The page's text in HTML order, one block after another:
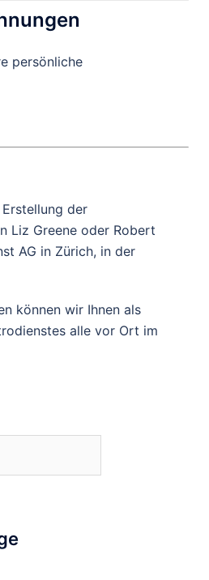
persönliche
der
Liz Greene oder Robert
AG in Zürich, in der
können wir Ihnen als
alle vor Ort im